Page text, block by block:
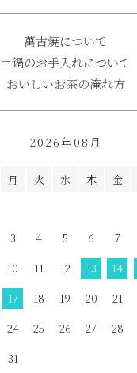
萬古焼について
土鍋のお手入れについて
おいしいお茶の淹れ方
2026年08月
月 火 水 木 金
3 4 5 6 7
10 11 12 13 14
17 18 19 20 21
24 25 26 27 28
31